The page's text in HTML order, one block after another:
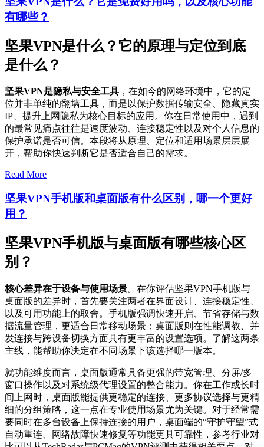
有哪些？
坚果VPN是什么？它的原理与定位到底
是什么？
坚果VPN是隐私与安全工具 ，在如今的网络环境中，它的定
位并非单纯的翻墙工具，而是以保护数据传输安全、隐藏真实
IP、提升上网隐私为核心目标的应用。你在日常使用中，遇到
的最常见痛点往往是速度波动、连接稳定性以及对个人信息的
保护承诺是否可信。本段将从原理、定位和适用场景层层展
开，帮助你快速判断它是否适合自己的需求。
Read More
坚果VPN手机版和桌面版有什么区别，哪一个更好
用？
坚果VPN手机版与桌面版有哪些核心区
别？
核心差异在于设备与使用场景。在你评估坚果VPN手机版与
桌面版的差异时，首先要关注两者在界面设计、连接稳定性、
以及可用功能上的取舍。手机版强调快速开启、节省存储与数
据流量管理，更适合日常移动场景；桌面版则在性能调教、并
发连接与跨设备切换方面具有更丰富的设置选项。了解这两条
主线，能帮助你决定在不同场景下该选择哪一版本。
就功能维度而言，桌面版通常具备更强的带宽管理、分屏/多
窗口操作以及对系统级代理设置的整合能力。你在工作或长时
间上网时，桌面版能提供更稳定的连接、更多协议选择与更精
细的分组策略，这一点在专业使用场景尤为关键。对于经常需
要同时在多台设备上保持连接的用户，桌面端的“守护守望”式
自动重连、网络故障快速修复等功能更具可靠性，参考行业对